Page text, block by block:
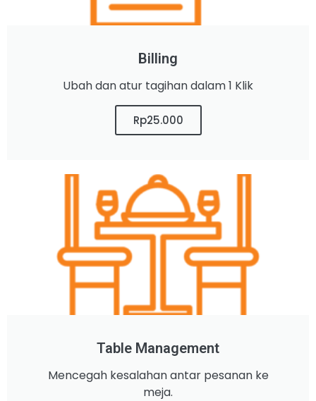
Billing
Ubah dan atur tagihan dalam 1 Klik
Rp25.000
Table Management
Mencegah kesalahan antar pesanan ke
meja.